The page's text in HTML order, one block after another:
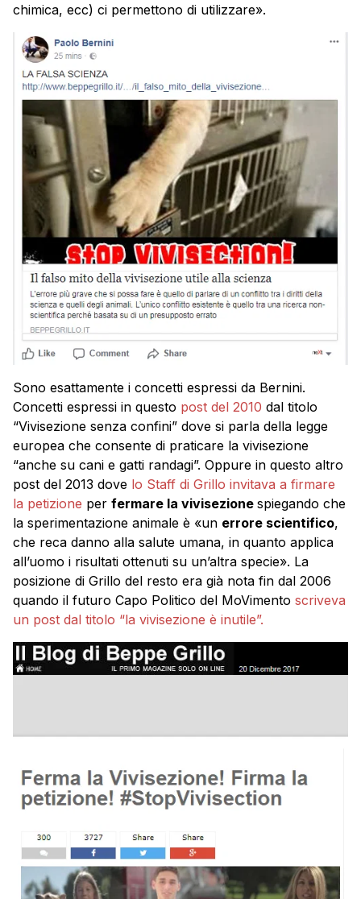
chimica, ecc) ci permettono di utilizzare».
Sono esattamente i concetti espressi da Bernini.
Concetti espressi in questo post del 2010 dal titolo
“Vivisezione senza confini” dove si parla della legge
europea che consente di praticare la vivisezione
“anche su cani e gatti randagi”. Oppure in questo altro
post del 2013 dove lo Staff di Grillo invitava a firmare
la petizione per fermare la vivisezione spiegando che
la sperimentazione animale è «un errore scientifico,
che reca danno alla salute umana, in quanto applica
all’uomo i risultati ottenuti su un’altra specie». La
posizione di Grillo del resto era già nota fin dal 2006
quando il futuro Capo Politico del MoVimento scriveva
un post dal titolo “la vivisezione è inutile”.